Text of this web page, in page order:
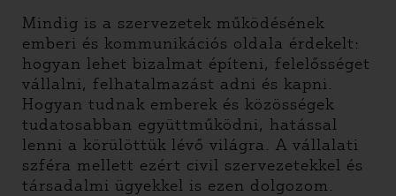
Mindig is a szervezetek működésének
emberi és kommunikációs oldala érdekelt:
hogyan lehet bizalmat építeni, felelősséget
vállalni, felhatalmazást adni és kapni.
Hogyan tudnak emberek és közösségek
tudatosabban együttműködni, hatással
lenni a körülöttük lévő világra. A vállalati
szféra mellett ezért civil szervezetekkel és
társadalmi ügyekkel is ezen dolgozom.